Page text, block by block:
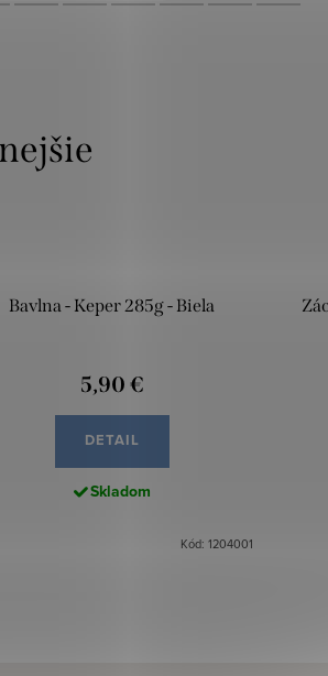
Bavlna - Keper 285g - Biela
5,90 €
DETAIL
Skladom
Kód: 1204001